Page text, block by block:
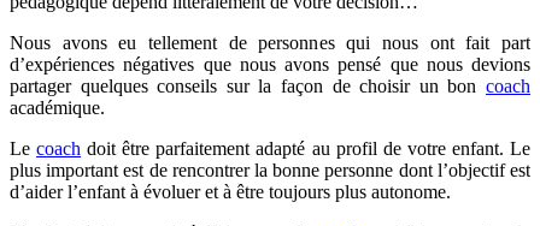
Nous avons eu tellement de personnes qui nous ont fait part
d’expériences négatives que nous avons pensé que nous devions
partager quelques conseils sur la façon de choisir un bon coach
académique.
Lecoach doit être parfaitement adapté au profil de votre enfant. Le
plus important est de rencontrer la bonne personne dont l’objectif est
d’aider l’enfant à évoluer et à être toujours plus autonome.